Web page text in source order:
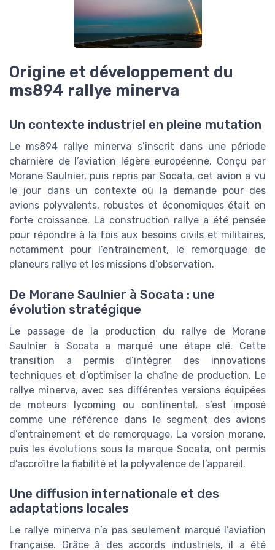
Origine et développement du
ms894 rallye minerva
Un contexte industriel en pleine mutation
Le ms894 rallye minerva s’inscrit dans une période
charnière de l’aviation légère européenne. Conçu par
Morane Saulnier, puis repris par Socata, cet avion a vu
le jour dans un contexte où la demande pour des
avions polyvalents, robustes et économiques était en
forte croissance. La construction rallye a été pensée
pour répondre à la fois aux besoins civils et militaires,
notamment pour l’entrainement, le remorquage de
planeurs rallye et les missions d’observation.
De Morane Saulnier à Socata : une
évolution stratégique
Le passage de la production du rallye de Morane
Saulnier à Socata a marqué une étape clé. Cette
transition a permis d’intégrer des innovations
techniques et d’optimiser la chaîne de production. Le
rallye minerva, avec ses différentes versions équipées
de moteurs lycoming ou continental, s’est imposé
comme une référence dans le segment des avions
d’entrainement et de remorquage. La version morane,
puis les évolutions sous la marque Socata, ont permis
d’accroître la fiabilité et la polyvalence de l’appareil.
Une diffusion internationale et des
adaptations locales
Le rallye minerva n’a pas seulement marqué l’aviation
française. Grâce à des accords industriels, il a été